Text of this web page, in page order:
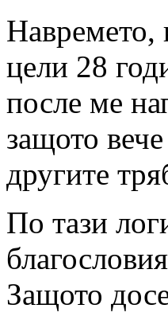
Навремето,
цели 28
после ме
защото
другите
По тази
Защото